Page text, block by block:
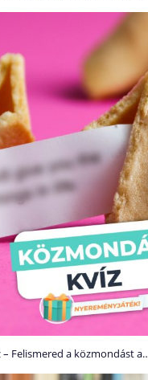
– Felismered a közmondást